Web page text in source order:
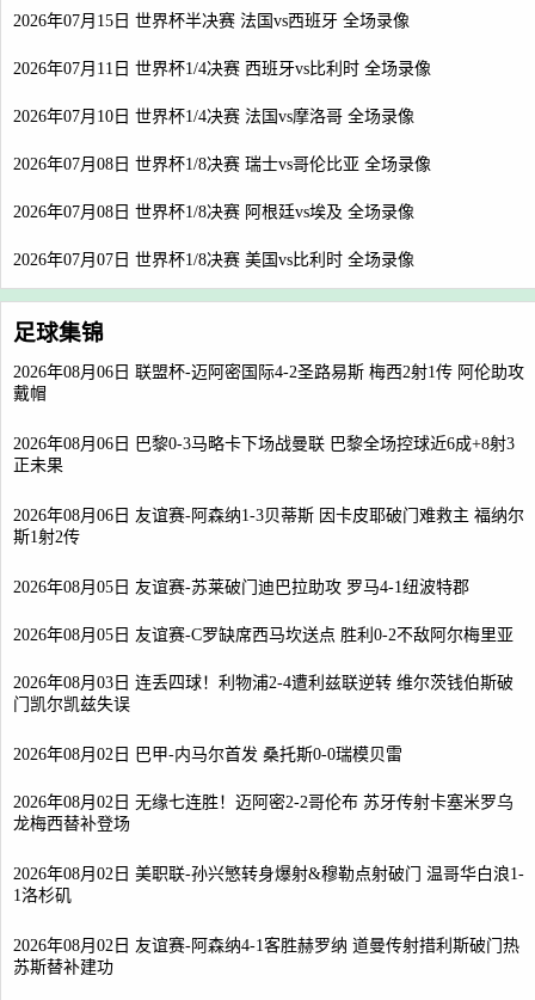
2026年07月15日 世界杯半决赛 法国vs西班牙 全场录像
2026年07月11日 世界杯1/4决赛 西班牙vs比利时 全场录像
2026年07月10日 世界杯1/4决赛 法国vs摩洛哥 全场录像
2026年07月08日 世界杯1/8决赛 瑞士vs哥伦比亚 全场录像
2026年07月08日 世界杯1/8决赛 阿根廷vs埃及 全场录像
2026年07月07日 世界杯1/8决赛 美国vs比利时 全场录像
足球集锦
2026年08月06日 联盟杯-迈阿密国际4-2圣路易斯 梅西2射1传 阿伦助攻
戴帽
2026年08月06日 巴黎0-3马略卡下场战曼联 巴黎全场控球近6成+8射3
正未果
2026年08月06日 友谊赛-阿森纳1-3贝蒂斯 因卡皮耶破门难救主 福纳尔
斯1射2传
2026年08月05日 友谊赛-苏莱破门迪巴拉助攻 罗马4-1纽波特郡
2026年08月05日 友谊赛-C罗缺席西马坎送点 胜利0-2不敌阿尔梅里亚
2026年08月03日 连丢四球！利物浦2-4遭利兹联逆转 维尔茨钱伯斯破
门凯尔凯兹失误
2026年08月02日 巴甲-内马尔首发 桑托斯0-0瑞模贝雷
2026年08月02日 无缘七连胜！迈阿密2-2哥伦布 苏牙传射卡塞米罗乌
龙梅西替补登场
2026年08月02日 美职联-孙兴慜转身爆射&穆勒点射破门 温哥华白浪1-
1洛杉矶
2026年08月02日 友谊赛-阿森纳4-1客胜赫罗纳 道曼传射措利斯破门热
苏斯替补建功